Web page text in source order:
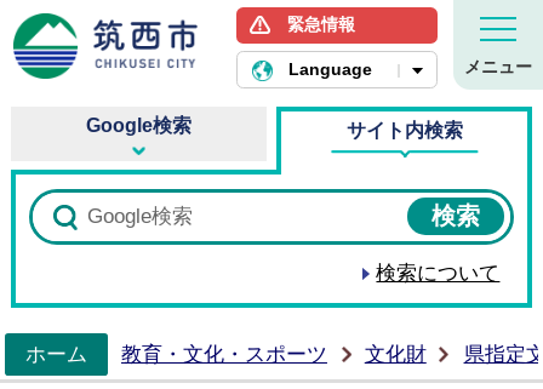
筑西市ホームページ
緊急情報
Language メニュー
Google検索 サイト内検索
検索について
ホーム
教育・文化・スポーツ 文化財 県指定